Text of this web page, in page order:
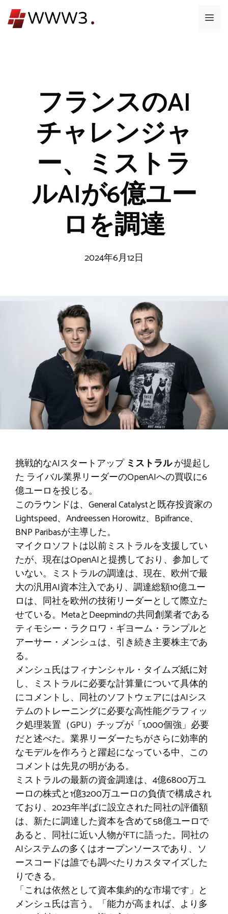
ン
メ
フランスのAI
チャレンジャ
ー、ミストラ
ルAIが6億ユー
ロを調達
2024年6月12日
挑戦的なAIスタートアップ ミストラルが提起し
た ライバル業界リーダーのOpenAIへの買収に6
億ユーロを投じる。
このラウンドは、General Catalystと既存投資家の
Lightspeed、Andreessen Horowitz、Bpifrance、
BNP Paribasが主導した。
マイクロソフトは以前ミストラルを支援してい
たが、現在はOpenAIと提携しており、参加して
いない。ミストラルの調達は、現在、欧州で最
大の汎用AI資本注入であり、調達総額10億ユー
ロは、同社を欧州の技術リーダーとして際立た
せている。MetaとDeepmindの共同創業者である
ティモシー・ラクロワ・ギヨーム・ランプルと
アーサー・メンシュは、引き続き主要株主であ
る。
メンシュ氏はフィナンシャル・タイムズ紙に対
し、ミストラルに必要な計算量について具体的
にコメントし、同社のソフトウェアにはAIシス
テムのトレーニングに必要な高性能グラフィッ
ク処理装置（GPU）チップが「1,000個強」必要
だと述べた。業界リーダーたちがさらに効率的
なモデルを作ろうと躍起になっている中、この
コメントは先見の明がある。
ミストラルの最新の資金調達は、4億6800万ユ
ーロの株式と1億3200万ユーロの負債で構成され
ており、2023年半ばに設立された同社の評価額
は、新たに調達した資本を含めて58億ユーロで
あると、同社に近い人物がFTに語った。同社の
AIシステムの多くはオープンソースであり、ソ
ースコードは誰でも調べたりカスタマイズした
りできる。
「これは依然として資本集約的な市場です」と
メンシュ氏は言う。「能力が高まれば、より多